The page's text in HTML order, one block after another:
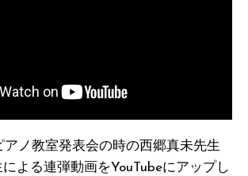
アノ教室発表会の時の西郷真未先生
よる連弾動画をYouTubeにアップし